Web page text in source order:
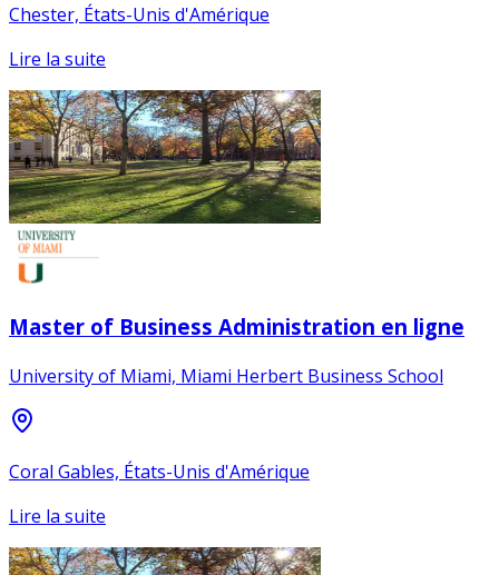
Chester, États-Unis d'Amérique
Lire la suite
Master of Business Administration en ligne
University of Miami, Miami Herbert Business School
Coral Gables, États-Unis d'Amérique
Lire la suite